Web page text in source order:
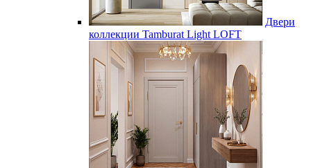
Двери
коллекции Tamburat Light LOFT